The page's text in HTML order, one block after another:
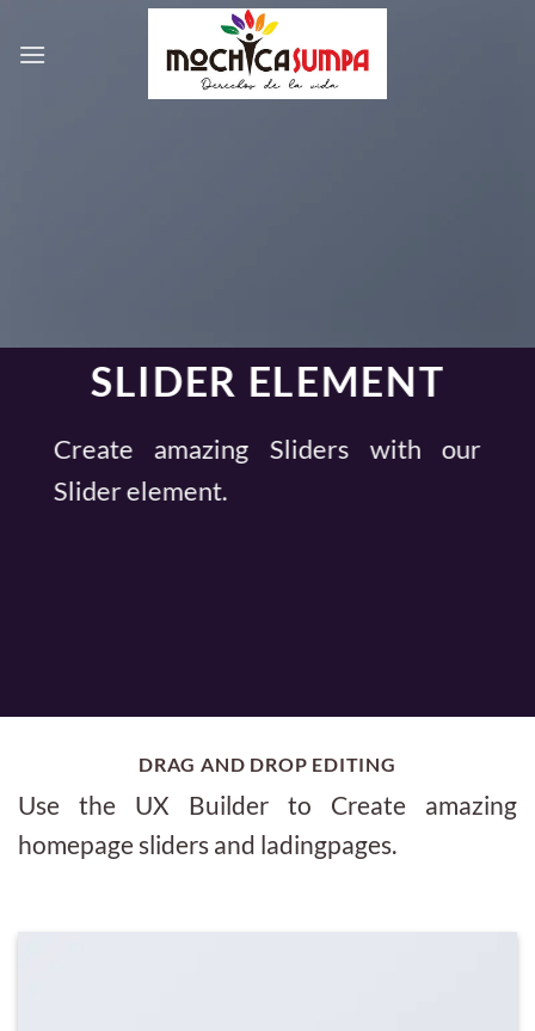
SLIDER ELEMENT
Create amazing Sliders with our
Slider element.
DRAG AND DROP EDITING
Use the UX Builder to Create amazing
homepage sliders and ladingpages.